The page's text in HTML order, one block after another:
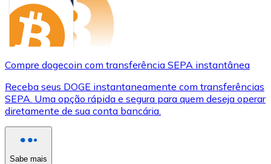
Compre dogecoin com transferência SEPA instantânea
Receba seus DOGE instantaneamente com transferências
SEPA. Uma opção rápida e segura para quem deseja operar
diretamente de sua conta bancária.
Sabe mais